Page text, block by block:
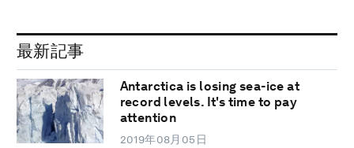
最新記事
Antarctica is losing sea-ice at
record levels. It's time to pay
attention
2019年08月05日